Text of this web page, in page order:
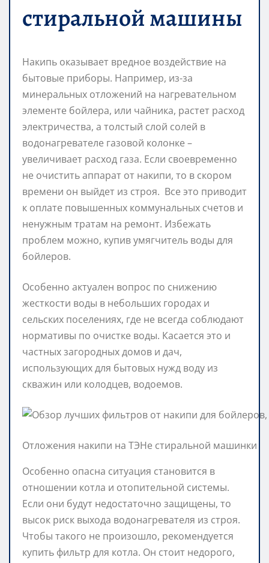
стиральной машины
Накипь оказывает вредное воздействие на
бытовые приборы. Например, из-за
минеральных отложений на нагревательном
элементе бойлера, или чайника, растет расход
электричества, а толстый слой солей в
водонагревателе газовой колонке –
увеличивает расход газа. Если своевременно
не очистить аппарат от накипи, то в скором
времени он выйдет из строя. Все это приводит
к оплате повышенных коммунальных счетов и
ненужным тратам на ремонт. Избежать
проблем можно, купив умягчитель воды для
бойлеров.
Особенно актуален вопрос по снижению
жесткости воды в небольших городах и
сельских поселениях, где не всегда соблюдают
нормативы по очистке воды. Касается это и
частных загородных домов и дач,
использующих для бытовых нужд воду из
скважин или колодцев, водоемов.
Отложения накипи на ТЭНе стиральной машинки
Особенно опасна ситуация становится в
отношении котла и отопительной системы.
Если они будут недостаточно защищены, то
высок риск выхода водонагревателя из строя.
Чтобы такого не произошло, рекомендуется
купить фильтр для котла. Он стоит недорого,